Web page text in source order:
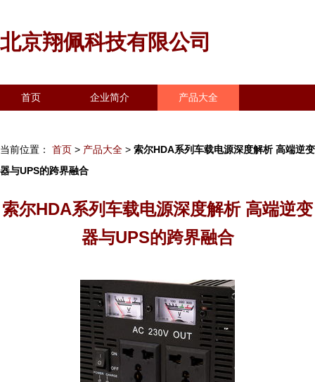
北京翔佩科技有限公司
首页 企业简介 产品大全
当前位置： 首页 > 产品大全 > 索尔HDA系列车载电源深度解析 高端逆变
器与UPS的跨界融合
索尔HDA系列车载电源深度解析 高端逆变
器与UPS的跨界融合